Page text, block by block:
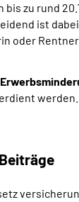
zu rund
ist
oder
werden.